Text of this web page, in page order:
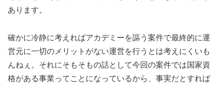
あります。
確かに冷静に考えればアカデミーを謳う案件で最終的に運
営元に一切のメリットがない運営を行うとは考えにくいも
んねぇ。それにそもそもの話として今回の案件では国家資
格がある事業ってことになっているから、事実だとすれば